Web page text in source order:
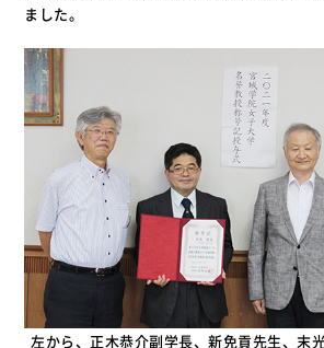
ました。
左から、正木恭介副学長、新免貢先生、末